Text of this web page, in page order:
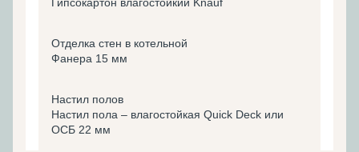
Отделка стен в котельной
Фанера 15 мм
Настил полов
Настил пола – влагостойкая Quick Deck или
ОСБ 22 мм